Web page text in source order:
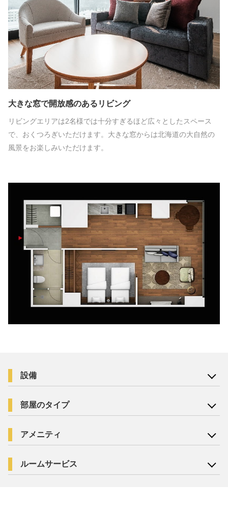
大きな窓で開放感のあるリビング
リビングエリアは2名様では十分すぎるほど広々としたスペース
で、おくつろぎいただけます。大きな窓からは北海道の大自然の
風景をお楽しみいただけます。
設備
部屋のタイプ
アメニティ
ルームサービス